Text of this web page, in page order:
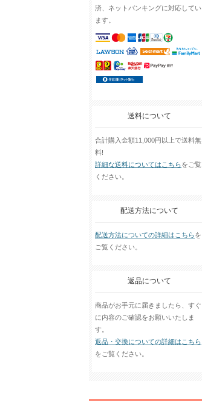
済、ネットバンキングに対応してい
ます。
送料について
合計購入金額11,000円以上で送料無
料!
詳細な送料についてはこちらをご覧
ください。
配送方法について
配送方法についての詳細はこちらを
ご覧ください。
返品について
商品がお手元に届きましたら、すぐ
に内容のご確認をお願いいたしま
す。
返品・交換についての詳細はこちら
をご覧ください。